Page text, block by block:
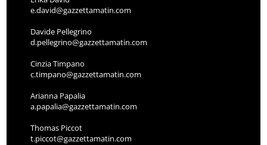
e.david@gazzettamatin.com
Davide Pellegrino
d.pellegrino@gazzettamatin.com
Cinzia Timpano
c.timpano@gazzettamatin.com
Arianna Papalia
a.papalia@gazzettamatin.com
Thomas Piccot
t.piccot@gazzettamatin.com